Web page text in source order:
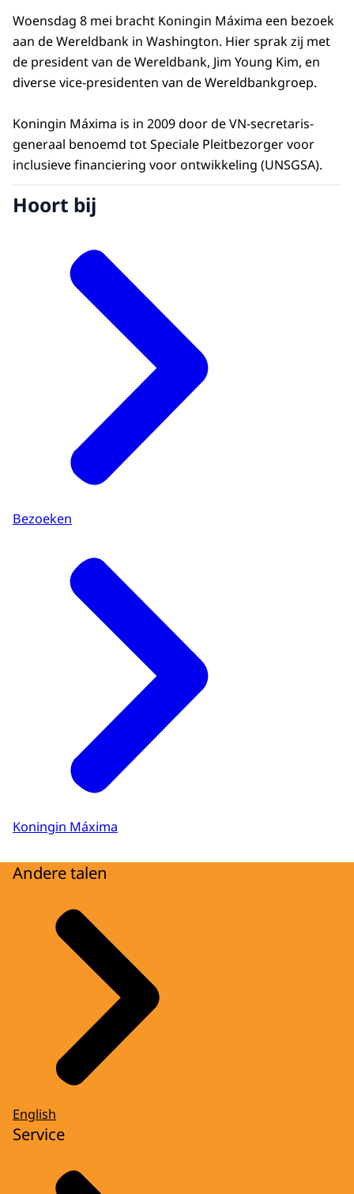
Woensdag 8 mei bracht Koningin Máxima een bezoek
aan de Wereldbank in Washington. Hier sprak zij met
de president van de Wereldbank, Jim Young Kim, en
diverse vice-presidenten van de Wereldbankgroep.
Koningin Máxima is in 2009 door de VN-secretaris-
generaal benoemd tot Speciale Pleitbezorger voor
inclusieve financiering voor ontwikkeling (UNSGSA).
Hoort bij
Bezoeken
Koningin Máxima
Andere talen
English
Service